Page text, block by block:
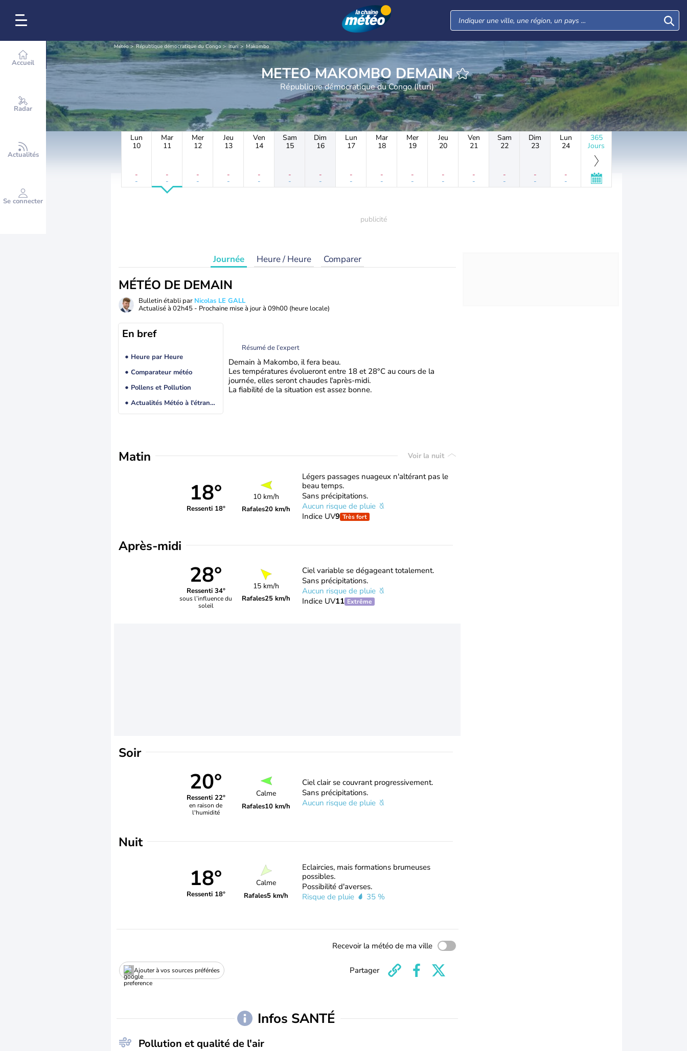
Accueil
Radar
Actualités
Se connecter
Météo République démocratique du Congo Ituri Makombo
METEO MAKOMBO DEMAIN
République démocratique du Congo (Ituri)
Lun
10
-
-
Mar
11
-
-
Mer
12
-
-
Jeu
13
-
-
Ven
14
-
-
Sam
15
-
-
Dim
16
-
-
Lun
17
-
-
Mar
18
-
-
Mer
19
-
-
Jeu
20
-
-
Ven
21
-
-
Sam
22
-
-
Dim
23
-
-
Lun
24
-
-
365
Jours
Journée Heure / Heure Comparer
MÉTÉO DE DEMAIN
Bulletin établi par Nicolas LE GALL
Actualisé à 02h45 - Prochaine mise à jour à 09h00 (heure locale)
En bref
Heure par Heure
Comparateur météo
Pollens et Pollution
Actualités Météo à l'étranger
Résumé de l’expert
Demain à Makombo, il fera beau.
Les températures évolueront entre 18 et 28°C au cours de la
journée, elles seront chaudes l'après-midi.
La fiabilité de la situation est assez bonne.
Matin Voir la nuit
18°
Ressenti 18°
10 km/h
Rafales20 km/h
Légers passages nuageux n'altérant pas le
beau temps.
Sans précipitations.
Aucun risque de pluie
Indice UV9 Très fort
Après-midi
28°
Ressenti 34°
sous l’influence du
soleil
15 km/h
Rafales25 km/h
Ciel variable se dégageant totalement.
Sans précipitations.
Aucun risque de pluie
Indice UV11 Extrême
Soir
20°
Ressenti 22°
en raison de
l'humidité
Calme
Rafales10 km/h
Ciel clair se couvrant progressivement.
Sans précipitations.
Aucun risque de pluie
Nuit
18°
Ressenti 18°
Calme
Rafales5 km/h
Eclaircies, mais formations brumeuses
possibles.
Possibilité d'averses.
Risque de pluie
35 %
Recevoir la météo de ma ville
Ajouter à vos sources préférées Partager
Infos SANTÉ
Pollution et qualité de l'air